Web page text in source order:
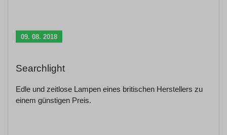
09. 08. 2018
Searchlight
Edle und zeitlose Lampen eines britischen Herstellers zu
einem günstigen Preis.